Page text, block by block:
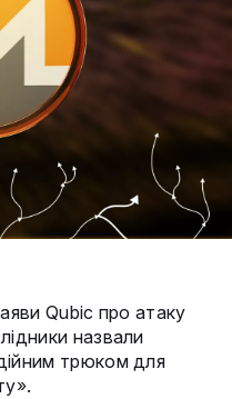
Qubic про атаку
назвали
трюком для